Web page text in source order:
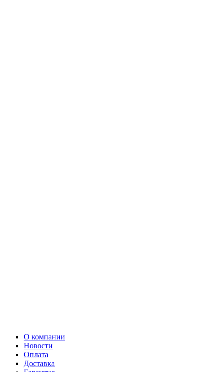
О компании
Новости
Оплата
Доставка